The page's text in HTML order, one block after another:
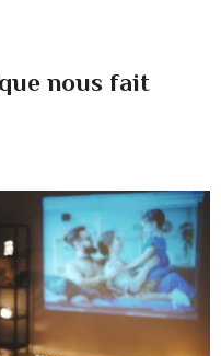
nous fait